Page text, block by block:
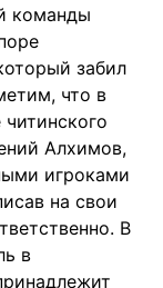
команды
забил
что в
Алхимов,
игроками
на свои
В
в